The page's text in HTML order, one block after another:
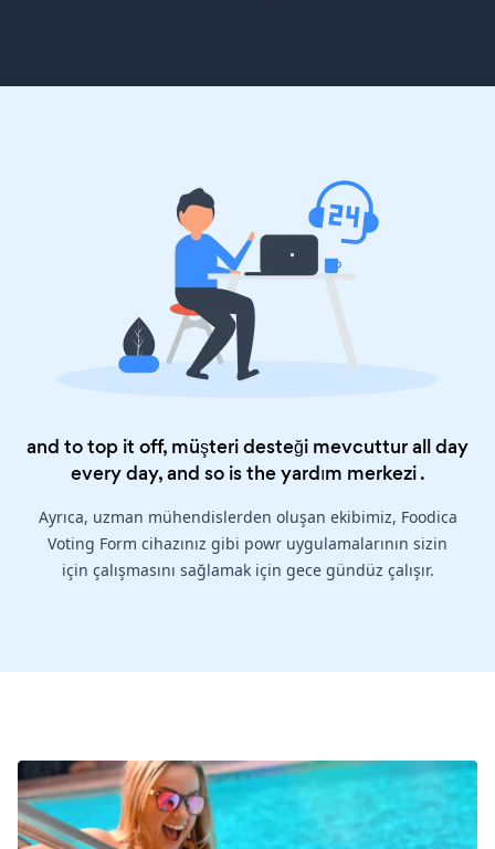
and to top it off, müşteri desteği mevcuttur all day
every day, and so is theyardım merkezi.
Ayrıca, uzman mühendislerden oluşan ekibimiz, Foodica
Voting Form cihazınız gibi powr uygulamalarının sizin
için çalışmasını sağlamak için gece gündüz çalışır.